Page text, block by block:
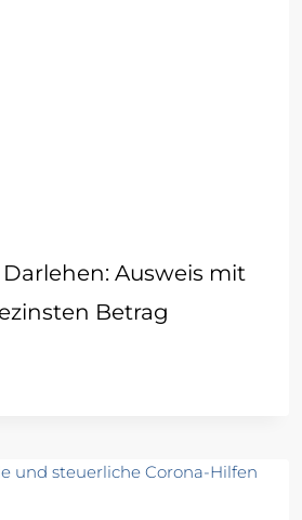
Ausweis mit
Betrag